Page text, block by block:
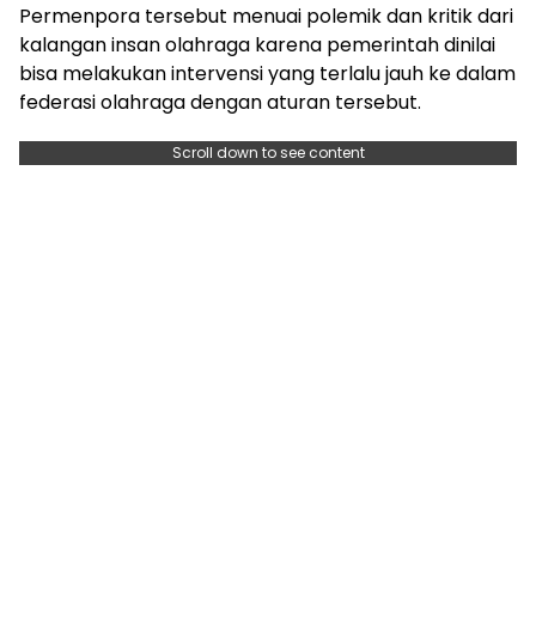
Permenpora tersebut menuai polemik dan kritik dari
kalangan insan olahraga karena pemerintah dinilai
bisa melakukan intervensi yang terlalu jauh ke dalam
federasi olahraga dengan aturan tersebut.
Scroll down to see content